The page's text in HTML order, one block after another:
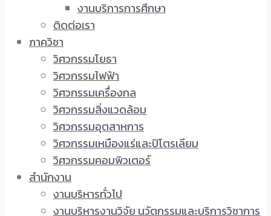
งานบริการการศึกษา
ติดต่อเรา
ภาควิชา
วิศวกรรมโยธา
วิศวกรรมไฟฟ้า
วิศวกรรมเครื่องกล
วิศวกรรมสิ่งแวดล้อม
วิศวกรรมอุตสาหการ
วิศวกรรมเหมืองแร่และปิโตรเลียม
วิศวกรรมคอมพิวเตอร์
สำนักงาน
งานบริหารทั่วไป
งานบริหารงานวิจัย นวัตกรรมและบริการวิชาการ